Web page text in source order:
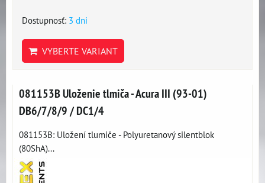
Dostupnosť: 3 dni
VYBERTE VARIANT
081153B Uloženie tlmiča - Acura III (93-01)
DB6/7/8/9 / DC1/4
081153B: Uložení tlumiče - Polyuretanový silentblok
(80ShA)...